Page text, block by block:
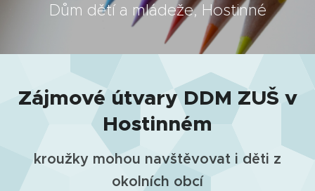
Dům dětí a mládeže, Hostinné
Zájmové útvary DDM ZUŠ v
Hostinném
kroužky mohou navštěvovat i děti z
okolních obcí